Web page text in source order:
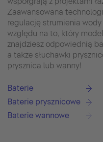
Zaawansowana
regulację strumienia
względu na to, który
znajdziesz odpowiednią
a także słuchawki
prysznica lub wanny!
Baterie
Baterie prysznicowe
Baterie wannowe